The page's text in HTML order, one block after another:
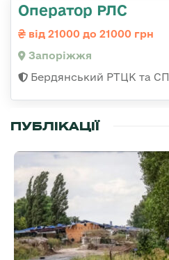
Оператор РЛС
від 21000 до 21000 грн
Запоріжжя
Бердянський РТЦК та СП
ПУБЛІКАЦІЇ